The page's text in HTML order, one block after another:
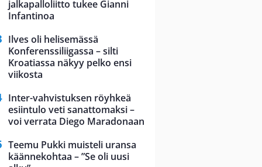
jalkapalloliitto tukee Gianni
Infantinoa
Ilves oli helisemässä
Konferenssiliigassa – silti
Kroatiassa näkyy pelko ensi
viikosta
Inter-vahvistuksen röyhkeä
esiintulo veti sanattomaksi –
voi verrata Diego Maradonaan
Teemu Pukki muisteli uransa
käännekohtaa – ”Se oli uusi